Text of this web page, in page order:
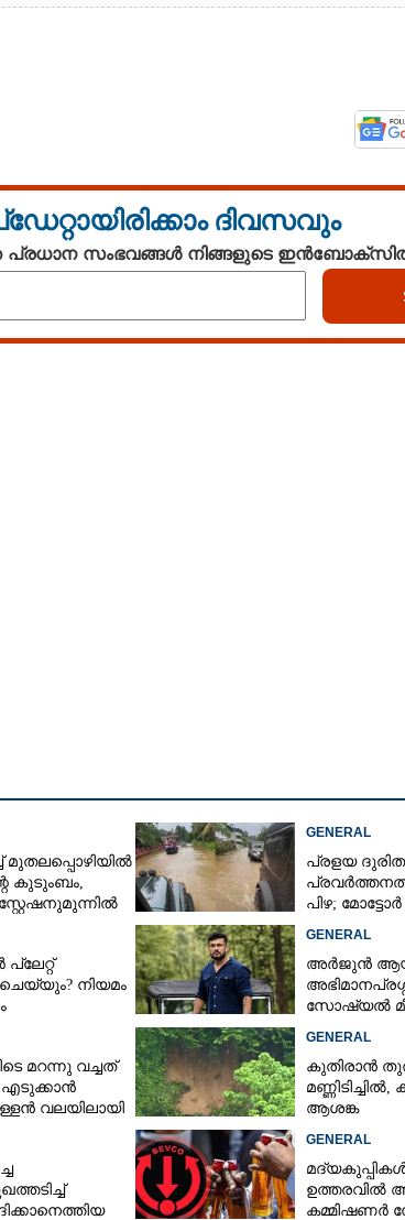
ദിവസവും
പ്രധാന സംഭവങ്ങൾ നിങ്ങളുടെ
മുതലപ്പൊഴിയിൽ
കുടുംബം,
GENERAL
പ്രളയ
പിഴ;
പ്ലേറ്റ്
നിയമം
GENERAL
അർജുൻ
സാേഷ്യൽ
മറന്നു വച്ചത്
വലയിലായി
GENERAL
കുതിരാൻ
ആശങ്ക
GENERAL
മദ്യകുപ്പികൾ
കമ്മിഷണർ
ഡയറക്ടർ:
മാറ്റി, പകരം എം.വി